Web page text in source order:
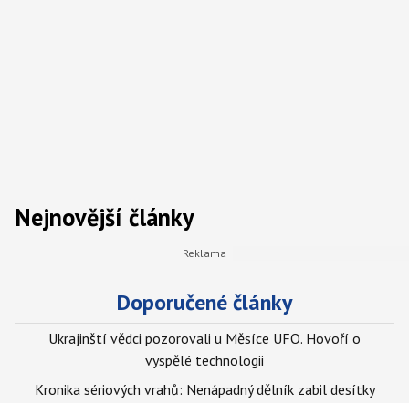
Nejnovější články
Doporučené články
Ukrajinští vědci pozorovali u Měsíce UFO. Hovoří o
vyspělé technologii
Kronika sériových vrahů: Nenápadný dělník zabil desítky